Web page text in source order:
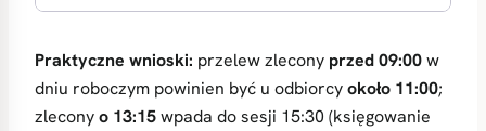
Praktyczne wnioski: przelew zlecony przed 09:00w
dniu roboczym powinien być u odbiorcyokoło 11:00;
zleconyo 13:15wpada do sesji 15:30 (księgowanie